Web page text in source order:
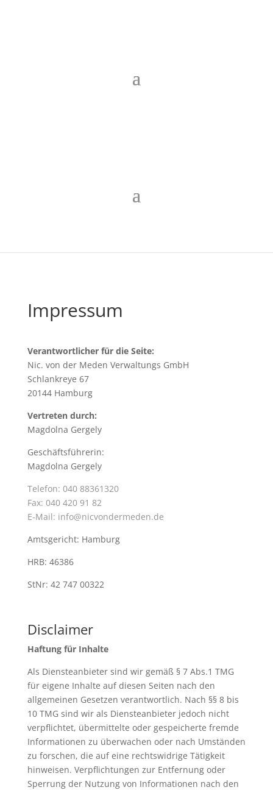
Impressum
Verantwortlicher für die Seite:
Nic. von der Meden Verwaltungs GmbH
Schlankreye 67
20144 Hamburg
Vertreten durch:
Magdolna Gergely
Geschäftsführerin:
Magdolna Gergely
Telefon: 040 88361320
Fax: 040 420 91 82
E-Mail: info@nicvondermeden.de
Amtsgericht: Hamburg
HRB: 46386
StNr: 42 747 00322
Disclaimer
Haftung für Inhalte
Als Diensteanbieter sind wir gemäß § 7 Abs.1 TMG
für eigene Inhalte auf diesen Seiten nach den
allgemeinen Gesetzen verantwortlich. Nach §§ 8 bis
10 TMG sind wir als Diensteanbieter jedoch nicht
verpflichtet, übermittelte oder gespeicherte fremde
Informationen zu überwachen oder nach Umständen
zu forschen, die auf eine rechtswidrige Tätigkeit
hinweisen. Verpflichtungen zur Entfernung oder
Sperrung der Nutzung von Informationen nach den